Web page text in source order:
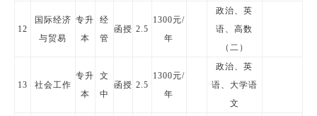
12
国际经济
与贸易
专升
本
经
管
函授 2.5
1300元/
年
政治、英
语、高数
（二）
13 社会工作
专升
本
文
中
函授 2.5
1300元/
年
政治、英
语、大学语
文